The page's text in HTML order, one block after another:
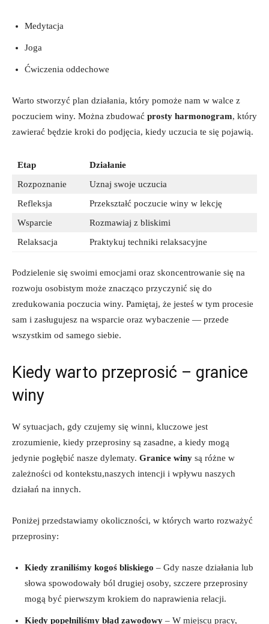
Medytacja
Joga
Ćwiczenia⁢ oddechowe
Warto stworzyć plan działania, który pomoże nam ⁢w walce z ​
poczuciem winy. ‌Można zbudować prosty harmonogram, który
zawierać będzie⁣ kroki do ‌podjęcia, kiedy uczucia te się pojawią.
Etap
Działanie
Rozpoznanie
Uznaj swoje uczucia
Refleksja
Przekształć ​poczucie winy w‌ lekcję
Wsparcie
Rozmawiaj z⁣ bliskimi
Relaksacja
Praktykuj techniki relaksacyjne
Podzielenie się swoimi emocjami oraz skoncentrowanie się na⁢
rozwoju‌ osobistym może znacząco ‍przyczynić się do
zredukowania poczucia ​winy. Pamiętaj, że jesteś w ⁢tym procesie
sam i zasługujesz na⁤ wsparcie oraz wybaczenie — przede
wszystkim od samego ⁣siebie.
Kiedy warto​ przeprosić – granice
winy
W sytuacjach, gdy czujemy się winni, kluczowe⁤ jest
zrozumienie,⁤ kiedy przeprosiny są zasadne, a kiedy⁢ mogą
jedynie pogłębić⁢ nasze dylematy.⁤ Granice winy są różne w
zależności od kontekstu,naszych intencji ⁢i wpływu ‌naszych
działań na innych.
Poniżej przedstawiamy okoliczności, w których warto rozważyć‍
przeprosiny:
Kiedy ​zraniliśmy kogoś ‌bliskiego –⁣ Gdy nasze działania lub
słowa spowodowały ból drugiej⁢ osoby, szczere przeprosiny
mogą ⁢być pierwszym krokiem do naprawienia⁢ relacji.
Kiedy popełniliśmy błąd zawodowy – W miejscu pracy,